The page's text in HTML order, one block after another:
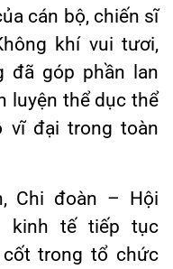
cán bộ, chiến sĩ
khí vui tươi,
đã góp phần lan
luyện thể dục thể
vĩ đại trong toàn
Chi đoàn – Hội
kinh tế tiếp tục
trong tổ chức